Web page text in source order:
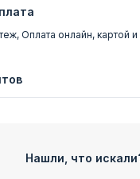
Оплата онлайн, картой и
Нашли, что